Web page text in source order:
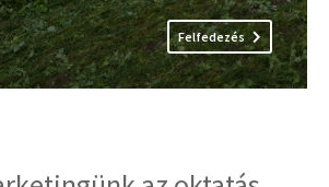
Felfedezés